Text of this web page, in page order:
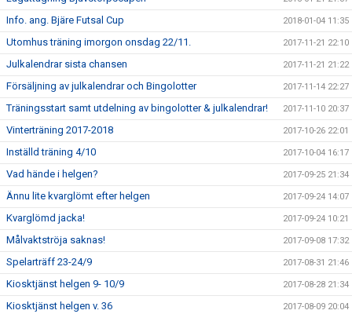
Info. ang. Bjäre Futsal Cup 2018-01-04 11:35
Utomhus träning imorgon onsdag 22/11. 2017-11-21 22:10
Julkalendrar sista chansen 2017-11-21 21:22
Försäljning av julkalendrar och Bingolotter 2017-11-14 22:27
Träningsstart samt utdelning av bingolotter & julkalendrar! 2017-11-10 20:37
Vinterträning 2017-2018 2017-10-26 22:01
Inställd träning 4/10 2017-10-04 16:17
Vad hände i helgen? 2017-09-25 21:34
Ännu lite kvarglömt efter helgen 2017-09-24 14:07
Kvarglömd jacka! 2017-09-24 10:21
Målvaktströja saknas! 2017-09-08 17:32
Spelarträff 23-24/9 2017-08-31 21:46
Kiosktjänst helgen 9- 10/9 2017-08-28 21:34
Kiosktjänst helgen v. 36 2017-08-09 20:04